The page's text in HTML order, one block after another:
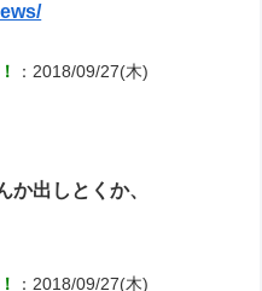
：2018/09/27(木)
か出しとくか、
：2018/09/27(木)